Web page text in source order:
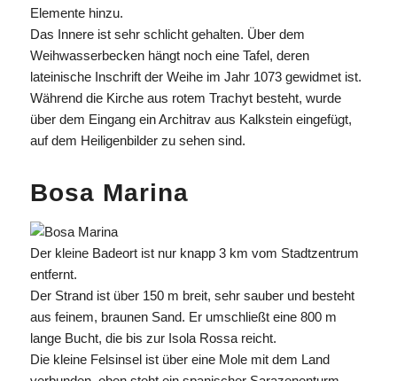
Elemente hinzu.
Das Innere ist sehr schlicht gehalten. Über dem
Weihwasserbecken hängt noch eine Tafel, deren
lateinische Inschrift der Weihe im Jahr 1073 gewidmet ist.
Während die Kirche aus rotem Trachyt besteht, wurde
über dem Eingang ein Architrav aus Kalkstein eingefügt,
auf dem Heiligenbilder zu sehen sind.
Bosa Marina
Der kleine Badeort ist nur knapp 3 km vom Stadtzentrum
entfernt.
Der Strand ist über 150 m breit, sehr sauber und besteht
aus feinem, braunen Sand. Er umschließt eine 800 m
lange Bucht, die bis zur Isola Rossa reicht.
Die kleine Felsinsel ist über eine Mole mit dem Land